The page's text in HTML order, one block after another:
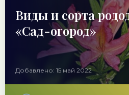
Виды и сорта
«Сад-огород»
Добавлено: 15 май 2022